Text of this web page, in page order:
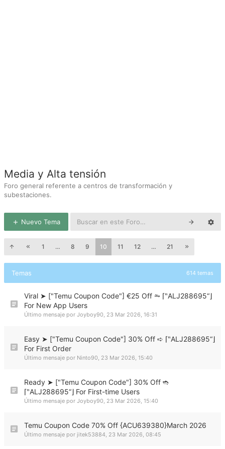
Media y Alta tensión
Foro general referente a centros de transformación y
subestaciones.
Nuevo Tema
1 … 8 9 10 11 12 … 21
Temas 614 temas
Viral ➤ ["Temu Coupon Code"] €25 Off ⥲ ⌈‶ALJ288695“⌋
For New App Users
Último mensaje por Joyboy90, 23 Mar 2026, 16:31
Easy ➤ ["Temu Coupon Code"] 30% Off ➪ ⌈‶ALJ288695“⌋
For First Order
Último mensaje por Ninto90, 23 Mar 2026, 15:40
Ready ➤ ["Temu Coupon Code"] 30% Off ➬
⌈‶ALJ288695“⌋ For First-time Users
Último mensaje por Joyboy90, 23 Mar 2026, 15:40
Temu Coupon Code 70% Off {ACU639380}March 2026
Último mensaje por jitek53884, 23 Mar 2026, 08:45